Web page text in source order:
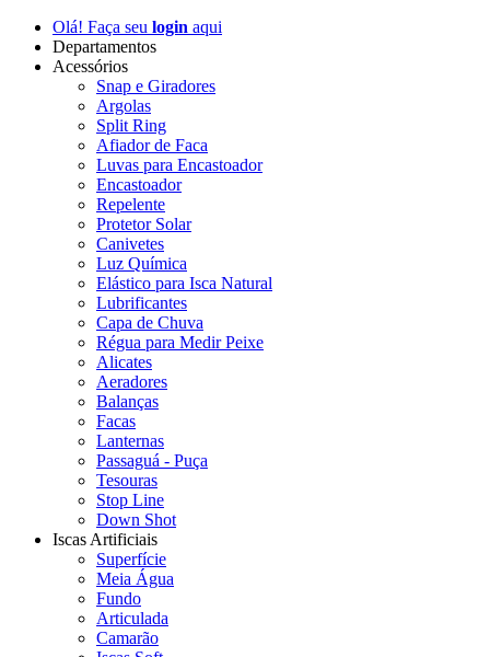
Olá! Faça seu login aqui
Departamentos
Acessórios
Snap e Giradores
Argolas
Split Ring
Afiador de Faca
Luvas para Encastoador
Encastoador
Repelente
Protetor Solar
Canivetes
Luz Química
Elástico para Isca Natural
Lubrificantes
Capa de Chuva
Régua para Medir Peixe
Alicates
Aeradores
Balanças
Facas
Lanternas
Passaguá - Puça
Tesouras
Stop Line
Down Shot
Iscas Artificiais
Superfície
Meia Água
Fundo
Articulada
Camarão